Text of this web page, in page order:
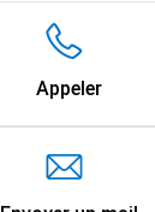
Appeler